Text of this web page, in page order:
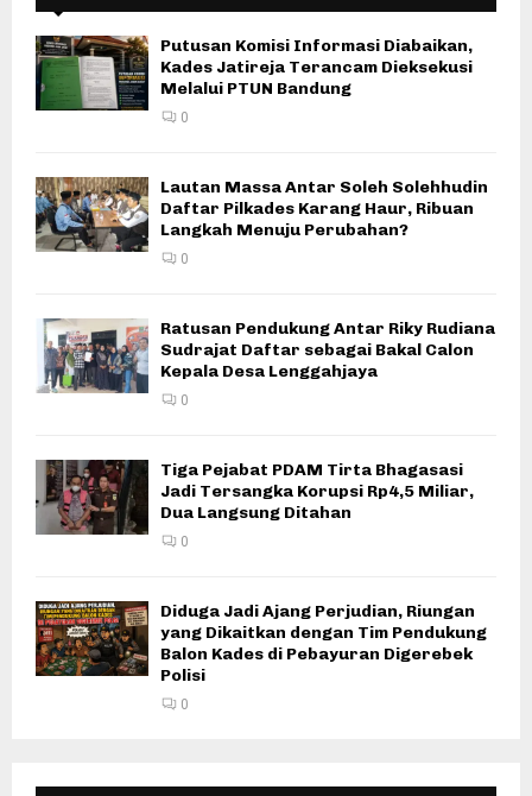
Putusan Komisi Informasi Diabaikan,
Kades Jatireja Terancam Dieksekusi
Melalui PTUN Bandung
0
Lautan Massa Antar Soleh Solehhudin
Daftar Pilkades Karang Haur, Ribuan
Langkah Menuju Perubahan?
0
Ratusan Pendukung Antar Riky Rudiana
Sudrajat Daftar sebagai Bakal Calon
Kepala Desa Lenggahjaya
0
Tiga Pejabat PDAM Tirta Bhagasasi
Jadi Tersangka Korupsi Rp4,5 Miliar,
Dua Langsung Ditahan
0
Diduga Jadi Ajang Perjudian, Riungan
yang Dikaitkan dengan Tim Pendukung
Balon Kades di Pebayuran Digerebek
Polisi
0